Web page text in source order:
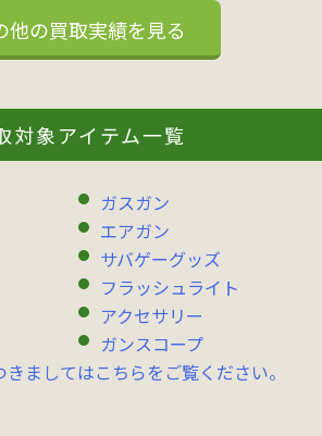
他の買取実績を見る
対象アイテム一覧
ガスガン
エアガン
サバゲーグッズ
フラッシュライト
アクセサリー
ガンスコープ
ましてはこちらをご覧ください。